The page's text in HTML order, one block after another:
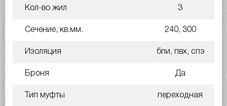
Кол-во жил 3
Сечение, кв.мм. 240, 300
Изоляция бпи, пвх, спэ
Броня Да
Тип муфты переходная